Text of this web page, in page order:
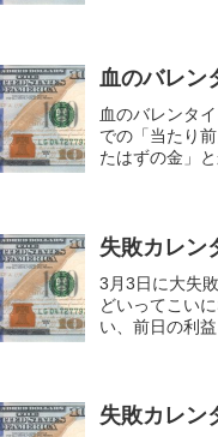
血のバレン
血のバレンタ
での「当たり
たはずの金」
失敗カレン
3月3日に大失
どいってこい
い、前日の利
失敗カレン